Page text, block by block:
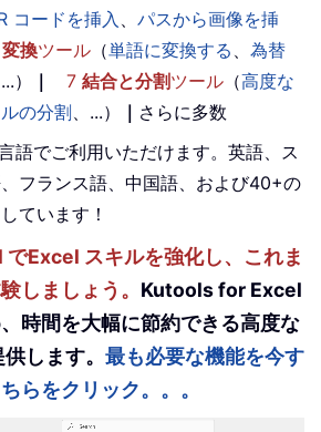
コードを挿入
パスから画像を挿
変換ツール （単語に変換する
為替
...） ｜ 7 結合と分割ツール （高度な
の分割 、...） ｜ さらに多数
語でご利用いただけます。英語、ス
フランス語、中国語、および40+の
ています！
Excel スキルを強化し、これま
しましょう。 Kutools for Excel
時間を大幅に節約できる高度な
します。 最も必要な機能を今す
らをクリック。。。